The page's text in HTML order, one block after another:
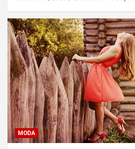
MODA